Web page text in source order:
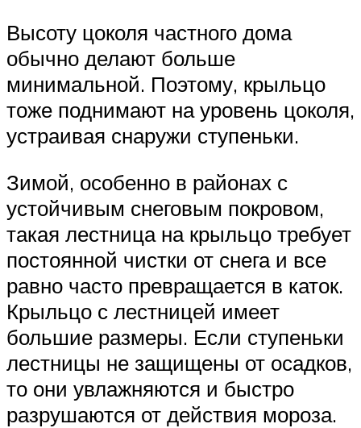
Высоту цоколя частного дома
обычно делают больше
минимальной. Поэтому, крыльцо
тоже поднимают на уровень цоколя,
устраивая снаружи ступеньки.
Зимой, особенно в районах с
устойчивым снеговым покровом,
такая лестница на крыльцо требует
постоянной чистки от снега и все
равно часто превращается в каток.
Крыльцо с лестницей имеет
большие размеры. Если ступеньки
лестницы не защищены от осадков,
то они увлажняются и быстро
разрушаются от действия мороза.